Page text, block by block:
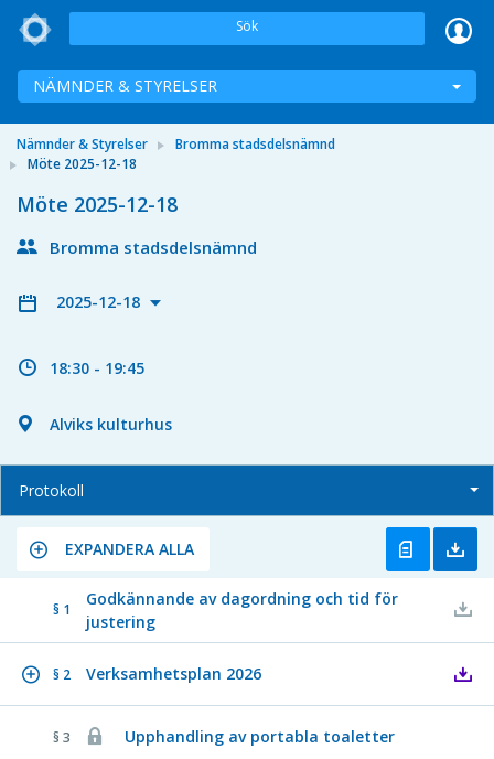
Sök
NÄMNDER & STYRELSER
Nämnder & Styrelser
Bromma stadsdelsnämnd
Möte 2025-12-18
Möte 2025-12-18
Bromma stadsdelsnämnd
2025-12-18
18:30 - 19:45
Alviks kulturhus
Protokoll
EXPANDERA ALLA
§ 1
Godkännande av dagordning och tid för
justering
§ 2 Verksamhetsplan 2026
§ 3 Upphandling av portabla toaletter